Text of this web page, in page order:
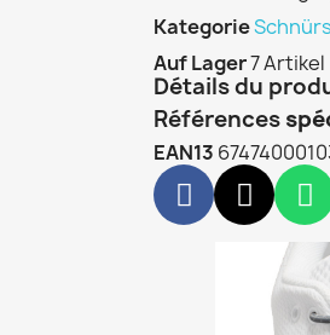
Kategorie
Auf Lager7 Artikel
Détails du
Références
EAN13